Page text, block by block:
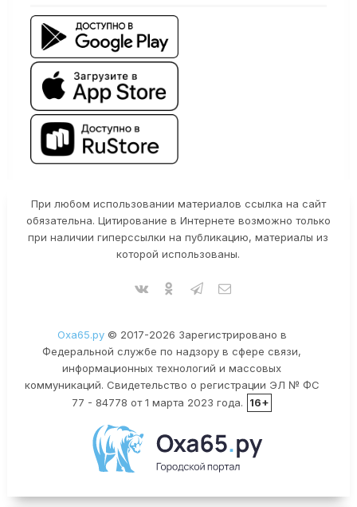
При любом использовании материалов ссылка на сайт
обязательна. Цитирование в Интернете возможно только
при наличии гиперссылки на публикацию, материалы из
которой использованы.
Оха65.ру© 2017-2026 Зарегистрировано в
Федеральной службе по надзору в сфере связи,
информационных технологий и массовых
коммуникаций. Свидетельство о регистрации ЭЛ № ФС
77 - 84778 от 1 марта 2023 года.
16+